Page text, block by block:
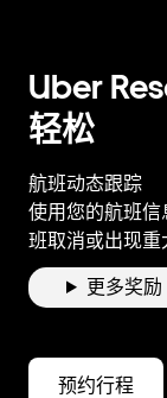
Uber
轻松
航班动态跟踪
使用您的航班
班取消或出现
更多奖励
预约行程